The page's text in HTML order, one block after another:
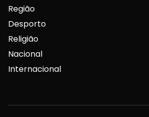
Região
Desporto
Religião
Nacional
Internacional